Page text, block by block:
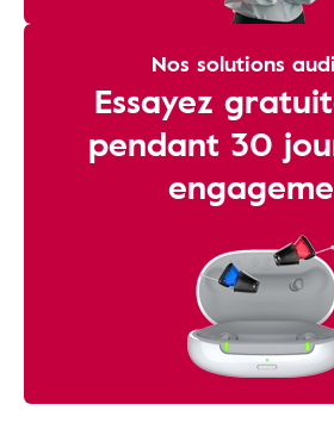
Nos solutions
Essayez
pendant 30